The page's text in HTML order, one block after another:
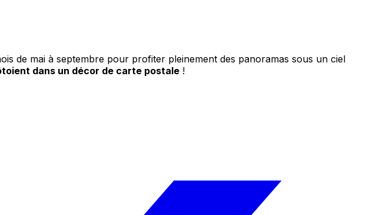
de mai à septembre pour profiter pleinement des panoramas sous un ciel
dans un décor de carte postale !